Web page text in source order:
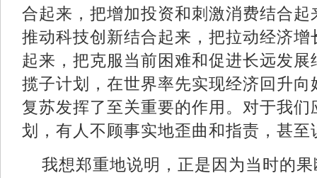
合起来，把增加投资和刺激消费结合
推动科技创新结合起来，把拉动经济
起来，把克服当前困难和促进长远发
揽子计划，在世界率先实现经济回升
复苏发挥了至关重要的作用。对于我
划，有人不顾事实地歪曲和指责，甚
我想郑重地说明，正是因为当时的